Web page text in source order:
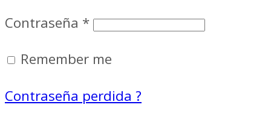
Contraseña *
Remember me
Contraseña perdida ?